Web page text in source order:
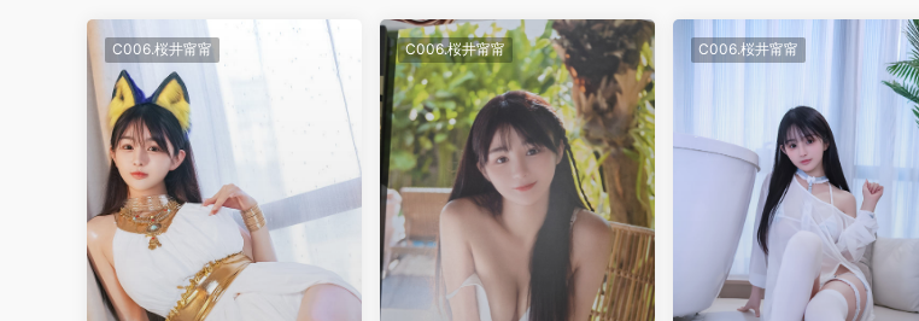
C006.桜井甯甯 C006.桜井甯甯 C006.桜井甯甯